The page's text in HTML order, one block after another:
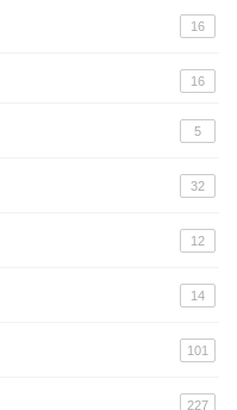
16
16
5
32
12
14
101
227